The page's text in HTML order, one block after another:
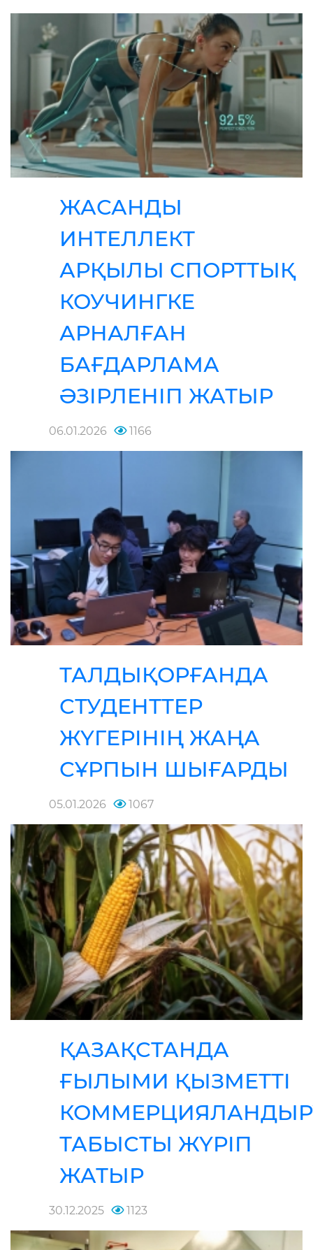
ЖАСАНДЫ
ИНТЕЛЛЕКТ
АРҚЫЛЫ СПОРТТЫҚ
КОУЧИНГКЕ
АРНАЛҒАН
БАҒДАРЛАМА
ӘЗІРЛЕНІП ЖАТЫР
06.01.2026 1166
ТАЛДЫҚОРҒАНДА
СТУДЕНТТЕР
ЖҮГЕРІНІҢ ЖАҢА
СҰРПЫН ШЫҒАРДЫ
05.01.2026 1067
ҚАЗАҚСТАНДА
ҒЫЛЫМИ ҚЫЗМЕТТІ
ТАБЫСТЫ ЖҮРІП
ЖАТЫР
30.12.2025 1123